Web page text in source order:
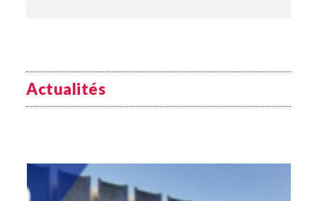
Actualités